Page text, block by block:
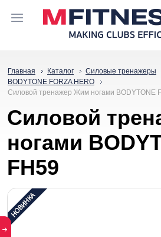
Главная Каталог Силовые тренажеры
BODYTONE FORZA HERO
Силовой тренажер Жим ногами BODYTONE
Силовой
ногами
FH59